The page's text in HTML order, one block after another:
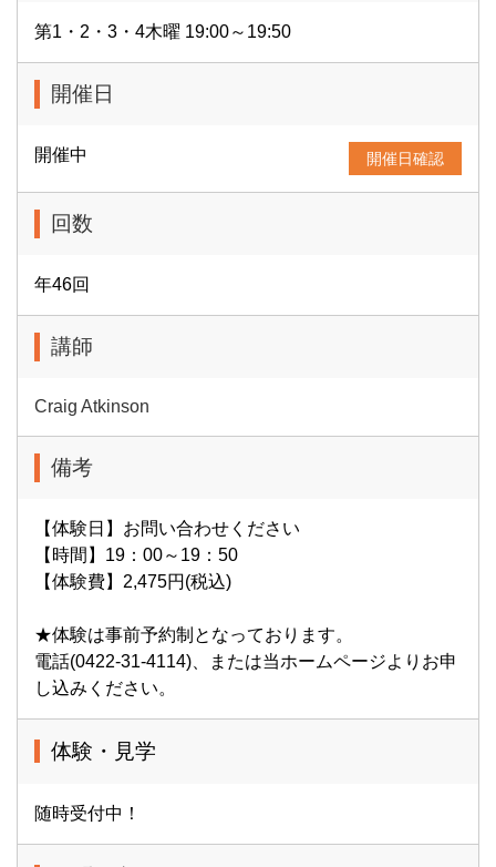
第1・2・3・4木曜 19:00～19:50
開催日
開催中 開催日確認
回数
年46回
講師
Craig Atkinson
備考
【体験日】お問い合わせください
【時間】19：00～19：50
【体験費】2,475円(税込)
★体験は事前予約制となっております。
電話(0422-31-4114)、または当ホームページよりお申
し込みください。
体験・見学
随時受付中！